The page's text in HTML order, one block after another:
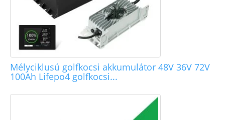
Mélyciklusú golfkocsi akkumulátor 48V 36V 72V
100Ah Lifepo4 golfkocsi...